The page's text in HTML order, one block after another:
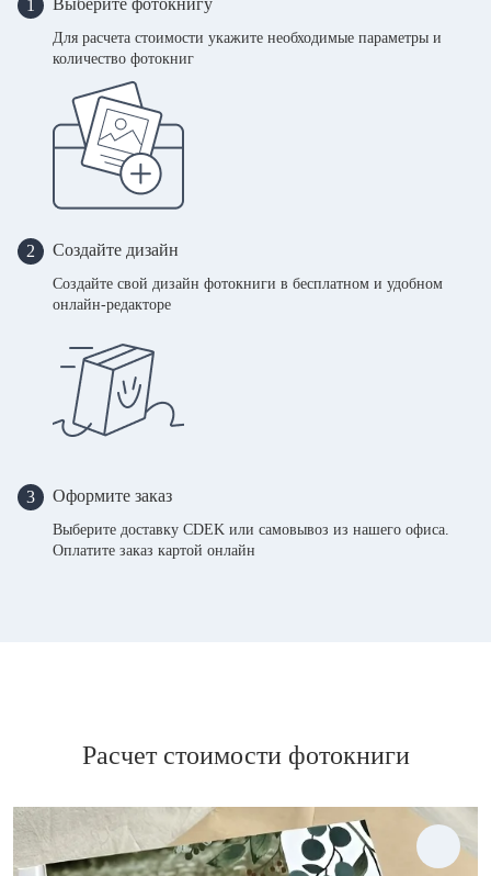
1 Выберите фотокнигу
Для расчета стоимости укажите необходимые параметры и
количество фотокниг
2 Создайте дизайн
Создайте свой дизайн фотокниги в бесплатном и удобном
онлайн-редакторе
3 Оформите заказ
Выберите доставку CDEK или самовывоз из нашего офиса.
Оплатите заказ картой онлайн
Расчет стоимости фотокниги